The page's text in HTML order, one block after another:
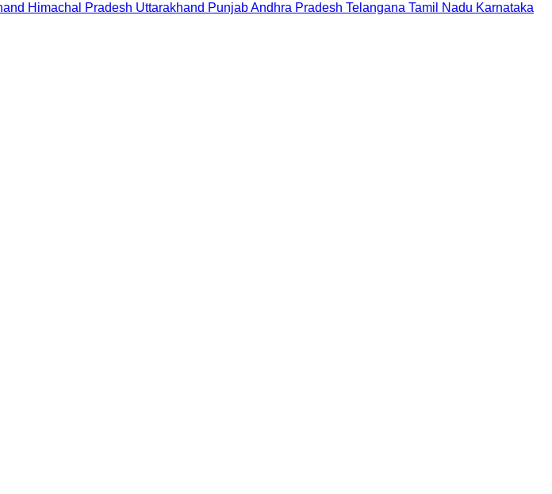
Himachal Pradesh Uttarakhand PunjabAndhra Pradesh Telangana Tamil Nadu Karnataka